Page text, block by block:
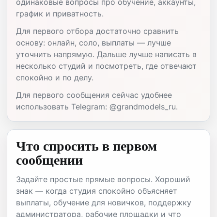
график и приватность.
Для первого отбора достаточно сравнить
основу: онлайн, соло, выплаты — лучше
уточнить напрямую. Дальше лучше написать в
несколько студий и посмотреть, где отвечают
спокойно и по делу.
Для первого сообщения сейчас удобнее
использовать Telegram: @grandmodels_ru.
Что спросить в первом
сообщении
Задайте простые прямые вопросы. Хороший
знак — когда студия спокойно объясняет
выплаты, обучение для новичков, поддержку
администратора, рабочие площадки и что